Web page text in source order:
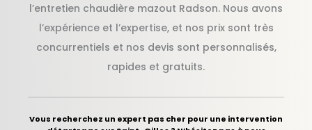
l’entretien chaudière mazout Radson. Nous avons
l’expérience et l’expertise, et nos prix sont très
concurrentiels et nos devis sont personnalisés,
rapides et gratuits.
Vous recherchez un expert pas cher pour une intervention